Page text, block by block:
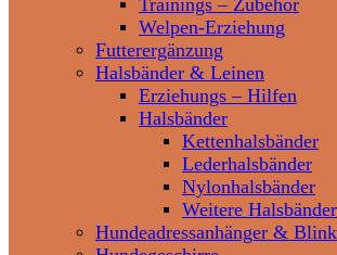
Trainings – Zubehör
Welpen-Erziehung
Futterergänzung
Halsbänder & Leinen
Erziehungs – Hilfen
Halsbänder
Kettenhalsbänder
Lederhalsbänder
Nylonhalsbänder
Weitere Halsbänder
Hundeadressanhänger &